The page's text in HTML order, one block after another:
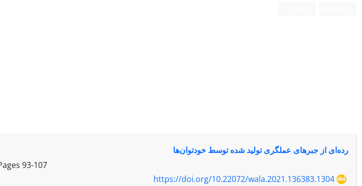
رده‌ای از جبرهای عملگری تولید شده توسط خودتوان‌ها
93-107
https://doi.org/10.22072/wala.2021.136383.1304